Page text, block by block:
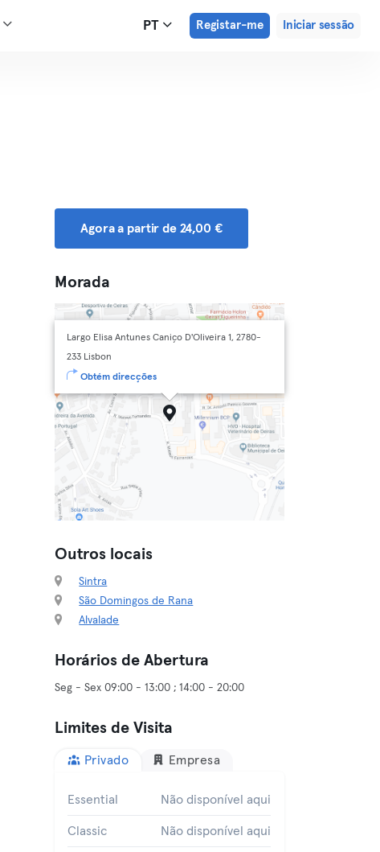
PT Registar-me Iniciar sessão
Agora a partir de 24,00 €
Morada
Largo Elisa Antunes Caniço D'Oliveira 1, 2780-
233 Lisbon
Obtém direcções
Outros locais
Sintra
São Domingos de Rana
Alvalade
Horários de Abertura
Seg - Sex 09:00 - 13:00 ; 14:00 - 20:00
Limites de Visita
Privado Empresa
Essential Não disponível aqui
Classic Não disponível aqui